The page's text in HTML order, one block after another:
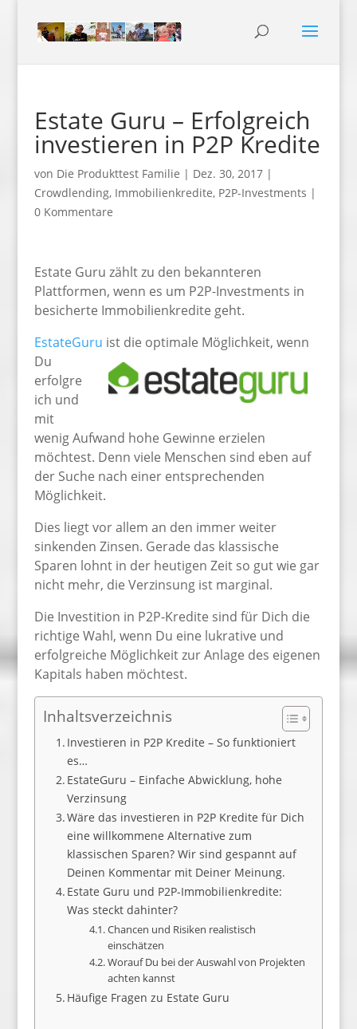
Estate Guru – Erfolgreich
investieren in P2P Kredite
von Die Produkttest Familie | Dez. 30, 2017|
Crowdlending, Immobilienkredite, P2P-Investments |
0 Kommentare
Estate Guru zählt zu den bekannteren
Plattformen, wenn es um P2P-Investments in
besicherte Immobilienkredite geht.
EstateGuru ist die optimale Möglichkeit, wenn
Du
erfolgre
ich und
mit
wenig Aufwand hohe Gewinne erzielen
möchtest. Denn viele Menschen sind eben auf
der Suche nach einer entsprechenden
Möglichkeit.
Dies liegt vor allem an den immer weiter
sinkenden Zinsen. Gerade das klassische
Sparen lohnt in der heutigen Zeit so gut wie gar
nicht mehr, die Verzinsung ist marginal.
Die Investition in P2P-Kredite sind für Dich die
richtige Wahl, wenn Du eine lukrative und
erfolgreiche Möglichkeit zur Anlage des eigenen
Kapitals haben möchtest.
Inhaltsverzeichnis
Investieren in P2P Kredite – So funktioniert
es…
EstateGuru – Einfache Abwicklung, hohe
Verzinsung
Wäre das investieren in P2P Kredite für Dich
eine willkommene Alternative zum
klassischen Sparen? Wir sind gespannt auf
Deinen Kommentar mit Deiner Meinung.
Estate Guru und P2P-Immobilienkredite:
Was steckt dahinter?
Chancen und Risiken realistisch
einschätzen
Worauf Du bei der Auswahl von Projekten
achten kannst
Häufige Fragen zu Estate Guru